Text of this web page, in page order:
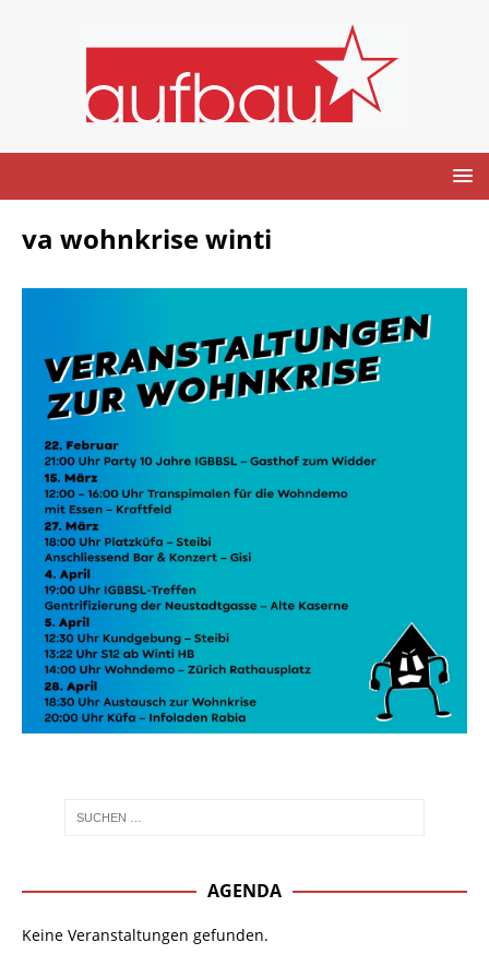
va wohnkrise winti
AGENDA
Keine Veranstaltungen gefunden.